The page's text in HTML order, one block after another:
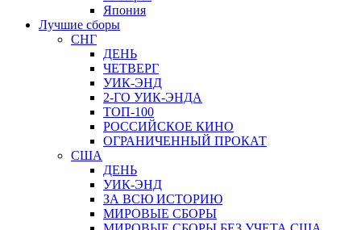
Япония
Лучшие сборы
СНГ
ДЕНЬ
ЧЕТВЕРГ
УИК-ЭНД
2-ГО УИК-ЭНДА
ТОП-100
РОССИЙСКОЕ КИНО
ОГРАНИЧЕННЫЙ ПРОКАТ
США
ДЕНЬ
УИК-ЭНД
ЗА ВСЮ ИСТОРИЮ
МИРОВЫЕ СБОРЫ